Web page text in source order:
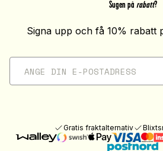
Sugen på rabatt?
Signa upp och få 10% rabatt
Gratis fraktalternativ